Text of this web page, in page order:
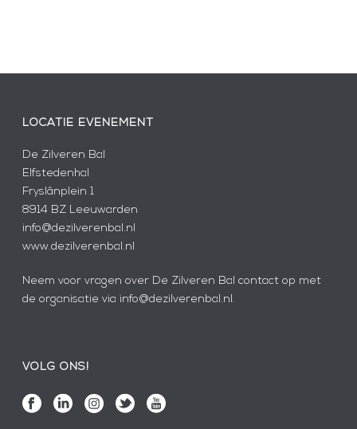
LOCATIE EVENEMENT
De Zilveren Bal
Elfstedenhal
Fryslânplein 1
8914 BZ Leeuwarden
info@dezilverenbal.nl
www.dezilverenbal.nl
Neem voor vragen over De Zilveren Bal contact op met
de organisatie via info@dezilverenbal.nl.
VOLG ONS!